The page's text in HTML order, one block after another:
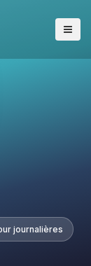
journalières